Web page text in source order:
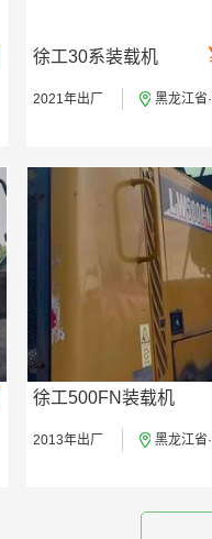
徐工30系装载机
2021年出厂 黑龙江省
徐工500FN装载机
2013年出厂 黑龙江省